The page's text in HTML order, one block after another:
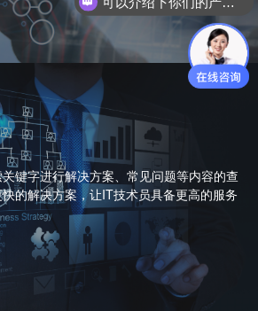
键字进行解决方案、常见问题等内容的查
的解决方案，让IT技术员具备更高的服务
你们是怎么收费的呢？